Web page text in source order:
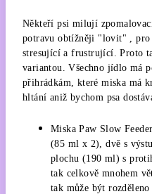
Někteří psi milují
potravu obtížněji "lovit" , pro
stresující a frustrující. Proto
variantou. Všechno jídlo má
přihrádkám, které miska má
hltání aniž bychom psa
Miska Paw Slow
(85 ml x 2), dvě s
plochu (190 ml) s
tak celkově mnohem
tak může být